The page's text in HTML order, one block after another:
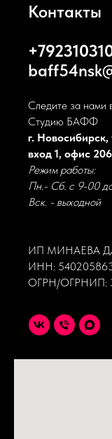
Контакты
Следите за нами
Студию БАФФ
г.
вход 1, офис 206
Режим работы:
Пн.- Сб. с 9-00
Вск. - выходной
ИП МИНАЕВА
ИНН:
ОГРН/ОГРНИП: